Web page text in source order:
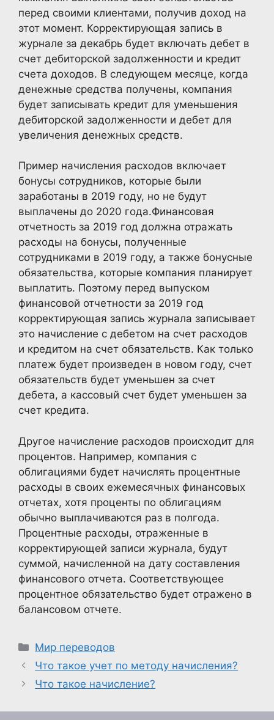
перед своими клиентами, получив доход на
этот момент. Корректирующая запись в
журнале за декабрь будет включать дебет в
счет дебиторской задолженности и кредит
счета доходов. В следующем месяце, когда
денежные средства получены, компания
будет записывать кредит для уменьшения
дебиторской задолженности и дебет для
увеличения денежных средств.
Пример начисления расходов включает
бонусы сотрудников, которые были
заработаны в 2019 году, но не будут
выплачены до 2020 года.Финансовая
отчетность за 2019 год должна отражать
расходы на бонусы, полученные
сотрудниками в 2019 году, а также бонусные
обязательства, которые компания планирует
выплатить. Поэтому перед выпуском
финансовой отчетности за 2019 год
корректирующая запись журнала записывает
это начисление с дебетом на счет расходов
и кредитом на счет обязательств. Как только
платеж будет произведен в новом году, счет
обязательств будет уменьшен за счет
дебета, а кассовый счет будет уменьшен за
счет кредита.
Другое начисление расходов происходит для
процентов. Например, компания с
облигациями будет начислять процентные
расходы в своих ежемесячных финансовых
отчетах, хотя проценты по облигациям
обычно выплачиваются раз в полгода.
Процентные расходы, отраженные в
корректирующей записи журнала, будут
суммой, начисленной на дату составления
финансового отчета. Соответствующее
процентное обязательство будет отражено в
балансовом отчете.
Рубрики
Мир переводов
Что такое учет по методу начисления?
Что такое начисление?